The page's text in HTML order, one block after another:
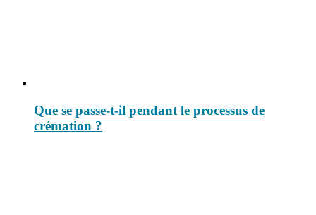
Que se passe-t-il pendant le processus de
crémation ?